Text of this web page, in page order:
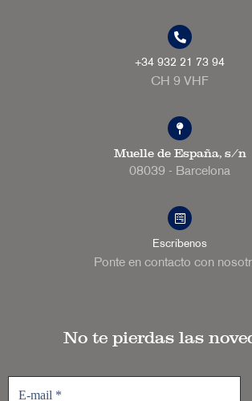
+34 932 21 73 94
CH 9 VHF
Muelle de España, s/n
08039 - Barcelona
Escríbenos
Ponte en contacto con
No te pierdas las